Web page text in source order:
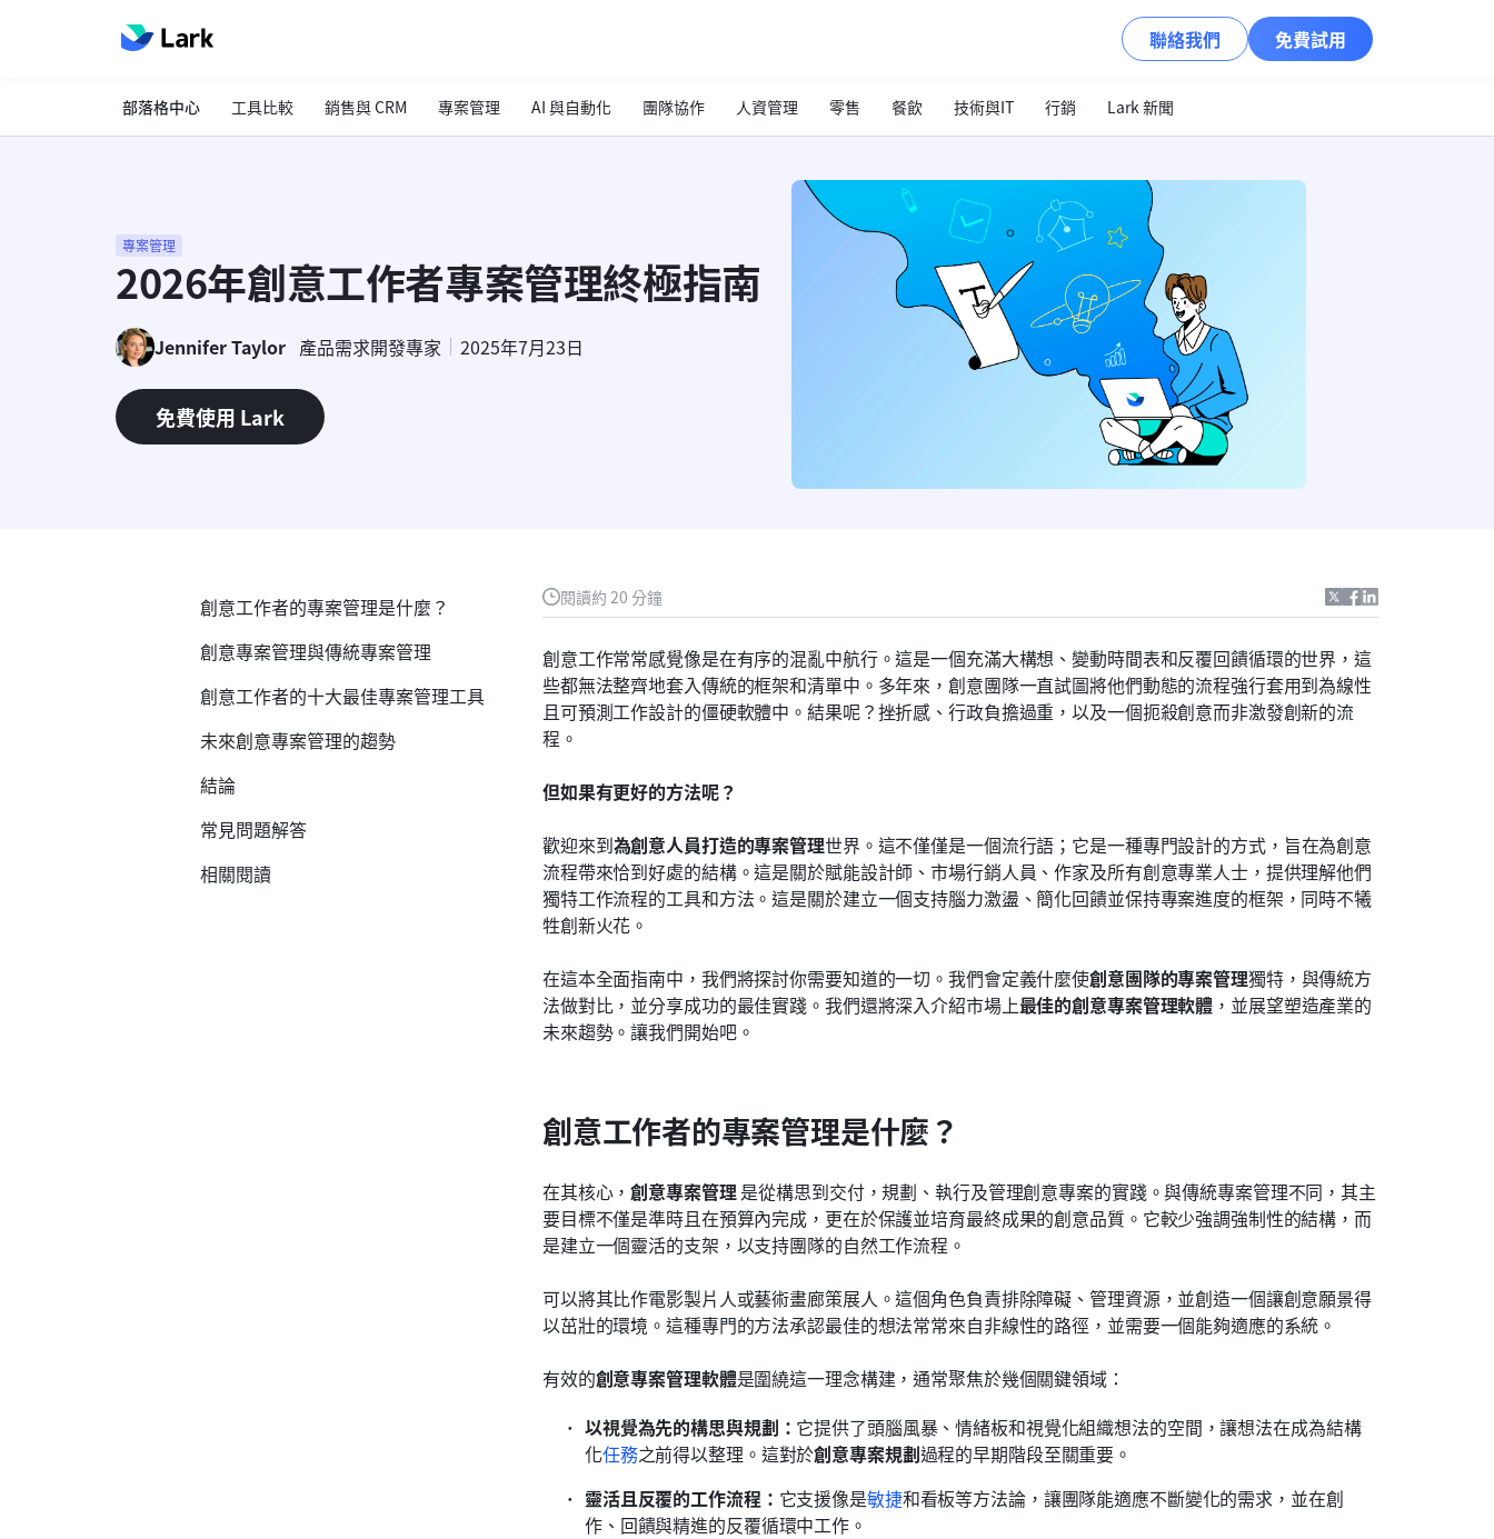
聯絡我們 免費試用
部落格中心 工具比較 銷售與 CRM 專案管理 AI 與自動化 團隊協作 人資管理 零售 餐飲 技術與IT 行銷 Lark 新聞
專案管理
2026年創意工作者專案管理終極指南
Jennifer Taylor 產品需求開發專家 2025年7月23日
免費使用 Lark
閱讀約 20 分鐘
創意工作常常感覺像是在有序的混亂中航行。這是一個充滿大構想、變動時間表和反覆回饋循環的世界，這
些都無法整齊地套入傳統的框架和清單中。多年來，創意團隊一直試圖將他們動態的流程強行套用到為線性
且可預測工作設計的僵硬軟體中。結果呢？挫折感、行政負擔過重，以及一個扼殺創意而非激發創新的流
程。
但如果有更好的方法呢？
歡迎來到為創意人員打造的專案管理世界。這不僅僅是一個流行語；它是一種專門設計的方式，旨在為創意
流程帶來恰到好處的結構。這是關於賦能設計師、市場行銷人員、作家及所有創意專業人士，提供理解他們
獨特工作流程的工具和方法。這是關於建立一個支持腦力激盪、簡化回饋並保持專案進度的框架，同時不犧
牲創新火花。
在這本全面指南中，我們將探討你需要知道的一切。我們會定義什麼使創意團隊的專案管理獨特，與傳統方
法做對比，並分享成功的最佳實踐。我們還將深入介紹市場上最佳的創意專案管理軟體 ，並展望塑造產業的
未來趨勢。讓我們開始吧。
創意工作者的專案管理是什麼？
在其核心，創意專案管理 是從構思到交付，規劃、執行及管理創意專案的實踐。與傳統專案管理不同，其主
要目標不僅是準時且在預算內完成，更在於保護並培育最終成果的創意品質。它較少強調強制性的結構，而
是建立一個靈活的支架，以支持團隊的自然工作流程。
可以將其比作電影製片人或藝術畫廊策展人。這個角色負責排除障礙、管理資源，並創造一個讓創意願景得
以茁壯的環境。這種專門的方法承認最佳的想法常常來自非線性的路徑，並需要一個能夠適應的系統。
有效的創意專案管理軟體是圍繞這一理念構建，通常聚焦於幾個關鍵領域：
以視覺為先的構思與規劃： 它提供了頭腦風暴、情緒板和視覺化組織想法的空間，讓想法在成為結構
化任務之前得以整理。這對於創意專案規劃過程的早期階段至關重要。
靈活且反覆的工作流程： 它支援像是敏捷和看板等方法論，讓團隊能適應不斷變化的需求，並在創
作、回饋與精進的反覆循環中工作。
創意工作者的專案管理是什麼？
創意專案管理與傳統專案管理
創意工作者的十大最佳專案管理工具
未來創意專案管理的趨勢
結論
常見問題解答
相關閱讀